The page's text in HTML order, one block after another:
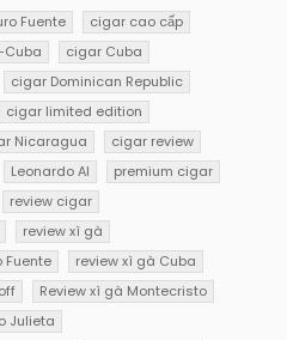
Fuente
cigar cao cấp
Cuba
cigar Cuba
cigar Dominican Republic
cigar limited edition
Nicaragua
cigar review
Leonardo AI
premium cigar
review cigar
review xì gà
Fuente
review xì gà Cuba
Review xì gà Montecristo
Julieta